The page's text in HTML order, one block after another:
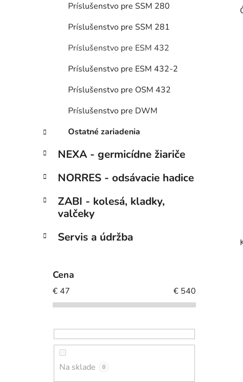
Príslušenstvo pre SSM 280
Príslušenstvo pre SSM 281
Príslušenstvo pre ESM 432
Príslušenstvo pre ESM 432-2
Príslušenstvo pre OSM 432
Príslušenstvo pre DWM
Ostatné zariadenia
NEXA - germicídne žiariče
NORRES - odsávacie hadice
ZABI - kolesá, kladky,
valčeky
Servis a údržba
Cena
€ 47 € 540
Na sklade 0